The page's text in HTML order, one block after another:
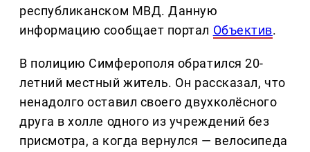
республиканском МВД. Данную
информацию сообщает портал Объектив.
В полицию Симферополя обратился 20-
летний местный житель. Он рассказал, что
ненадолго оставил своего двухколёсного
друга в холле одного из учреждений без
присмотра, а когда вернулся — велосипеда